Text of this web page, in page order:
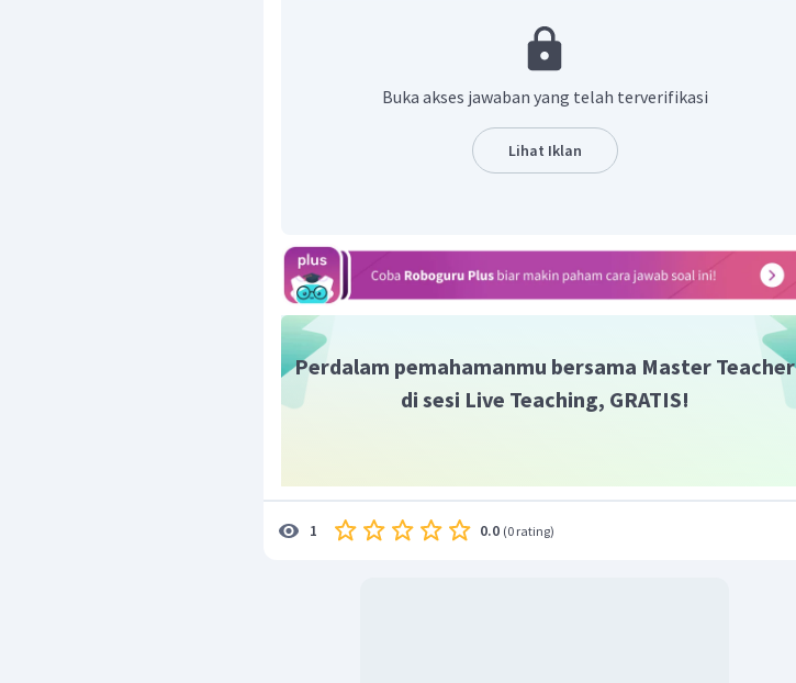
Buka akses jawaban yang telah terverifikasi
Lihat Iklan
Perdalam pemahamanmu bersama Master Teacher
di sesi Live Teaching, GRATIS!
1 0.0 (0 rating)